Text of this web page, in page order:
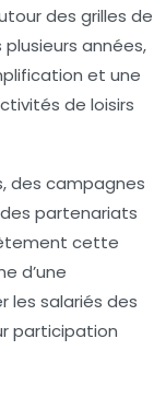
des grilles de
années,
et une
de loisirs
des campagnes
partenariats
cette
d’une
les salariés des
participation